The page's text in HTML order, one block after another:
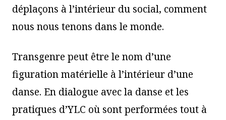
déplaçons à l’intérieur du social, comment
nous nous tenons dans le monde.
Transgenre peut être le nom d’une
figuration matérielle à l’intérieur d’une
danse. En dialogue avec la danse et les
pratiques d’YLC où sont performées tout à